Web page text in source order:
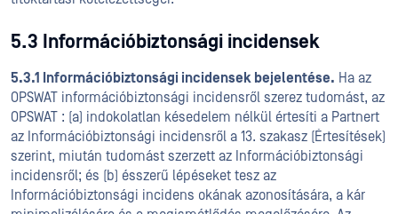
5.3 Információbiztonsági incidensek
5.3.1 Információbiztonsági incidensek bejelentése. Ha az
OPSWAT információbiztonsági incidensről szerez tudomást, az
OPSWAT : (a) indokolatlan késedelem nélkül értesíti a Partnert
az Információbiztonsági incidensről a 13. szakasz (Értesítések)
szerint, miután tudomást szerzett az Információbiztonsági
incidensről; és (b) ésszerű lépéseket tesz az
Információbiztonsági incidens okának azonosítására, a kár